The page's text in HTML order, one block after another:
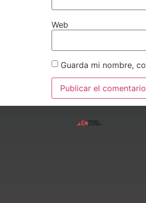
Web
Guarda mi nombre,